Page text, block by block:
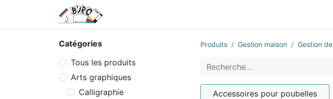
Catégories
Tous les produits
Arts graphiques
Calligraphie
Produits Gestion maison Gestion
Accessoires pour poubelles